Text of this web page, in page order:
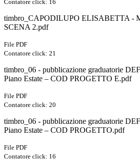
Contatore click: 16
timbro_CAPODILUPO ELISABETTA -
SCENA 2.pdf
File PDF
Contatore click: 21
timbro_06 - pubblicazione graduatorie
Piano Estate – COD PROGETTO E.pdf
File PDF
Contatore click: 20
timbro_06 - pubblicazione graduatorie
Piano Estate – COD PROGETTO.pdf
File PDF
Contatore click: 16